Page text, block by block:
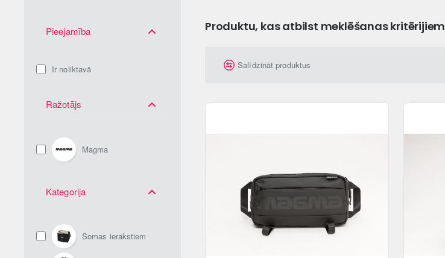
Pieejamība
Ir noliktavā
Ražotājs
Magma
Kategorija
Somas ierakstiem
Produktu, kas atbilst meklēšanas kritērijiem
Salīdzināt produktus